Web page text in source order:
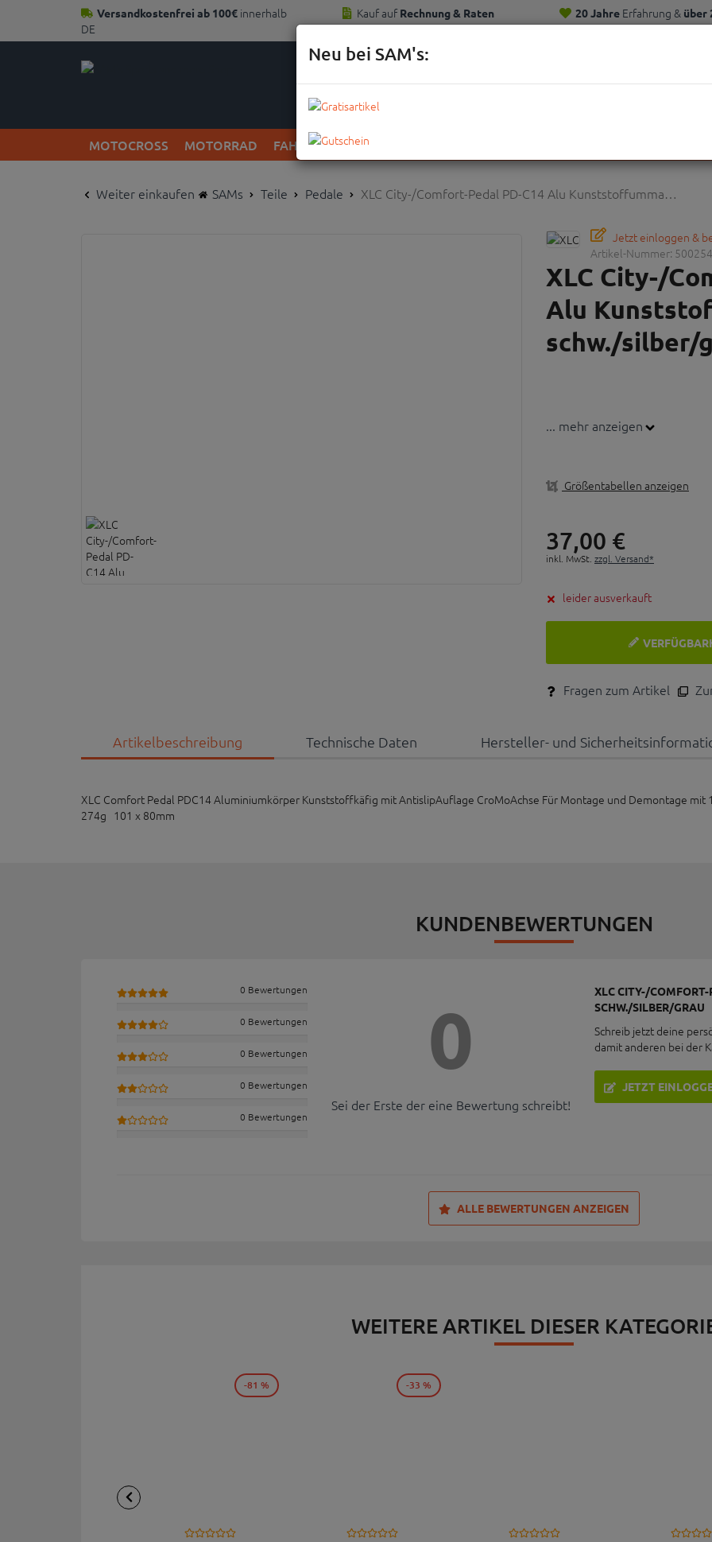
Versandkostenfrei ab 100€ innerhalb
DE
Kauf auf Rechnung & Raten 20 JahreErfahrung & über
Kunden
MOTOCROSS MOTORRAD FAHRRAD KOMPLETTRÄDER
Weiter einkaufen SAMs Teile Pedale XLC City-/Comfort-Pedal PD-C14 Alu Kunststoffumma…
Jetzt einloggen &
Artikel-Nummer:
XLC City-/
Alu
schw./silber/
... mehr anzeigen
Größentabellen anzeigen
37,00 €
inkl. MwSt. zzgl. Versand*
leider ausverkauft
Fragen zum Artikel
Artikelbeschreibung Technische Daten Hersteller- und
XLC Comfort Pedal PDC14 Aluminiumkörper Kunststoffkäfig mit AntislipAuflage CroMoAchse Für Montage und Demontage mit
274g 101 x 80mm
KUNDENBEWERTUNGEN
0 Bewertungen
0 Bewertungen
0 Bewertungen
0 Bewertungen
0 Bewertungen
0
Sei der Erste der eine Bewertung schreibt!
XLC CITY-/
SCHW./SILBER/GRAU
Schreib jetzt deine
damit anderen bei der
JETZT
ALLE BEWERTUNGEN ANZEIGEN
WEITERE ARTIKEL DIESER
-81 % -33 %
Neu bei SAM's: